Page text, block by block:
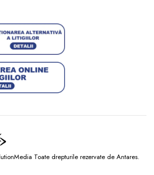
Toate drepturile rezervate de Antares.